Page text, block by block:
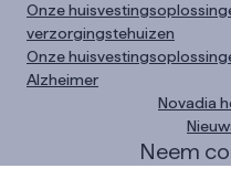
Onze
verzorgingstehuizen
Onze
Alzheimer
Novadia
Neem